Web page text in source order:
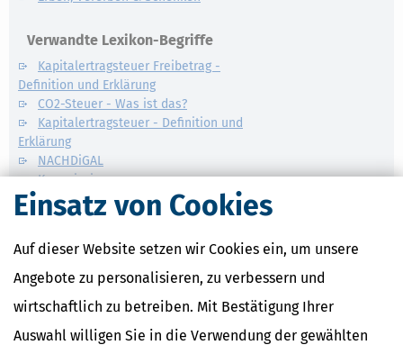
Einsatz von Cookies
Auf dieser Website setzen wir Cookies ein, um unsere
Angebote zu personalisieren, zu verbessern und
wirtschaftlich zu betreiben. Mit Bestätigung Ihrer
Auswahl willigen Sie in die Verwendung der gewählten
Verwandte Lexikon-Begriffe
Kapitalertragsteuer Freibetrag -
Definition und Erklärung
CO2-Steuer - Was ist das?
Kapitalertragsteuer - Definition und
Erklärung
NACHDiGAL
Kommission